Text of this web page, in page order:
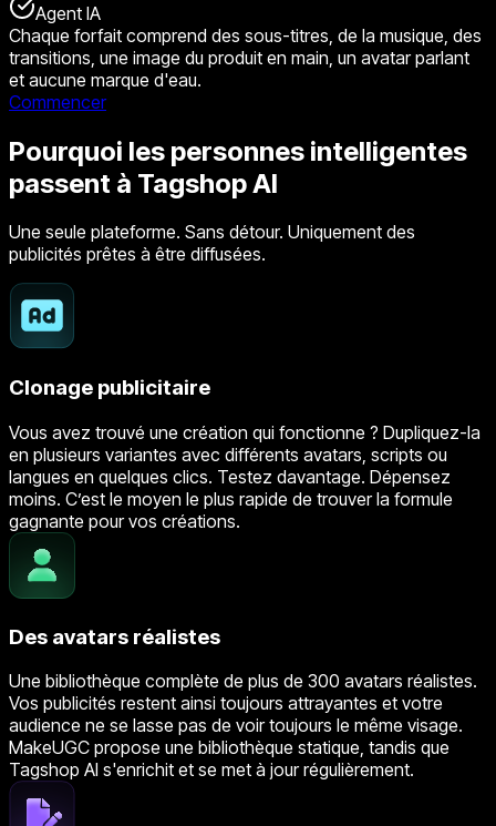
Agent IA
Chaque forfait comprend des sous-titres, de la musique, des
transitions, une image du produit en main, un avatar parlant
et aucune marque d'eau.
Commencer
Pourquoi les personnes intelligentes
passent à Tagshop AI
Une seule plateforme. Sans détour. Uniquement des
publicités prêtes à être diffusées.
Clonage publicitaire
Vous avez trouvé une création qui fonctionne ? Dupliquez-la
en plusieurs variantes avec différents avatars, scripts ou
langues en quelques clics. Testez davantage. Dépensez
moins. C’est le moyen le plus rapide de trouver la formule
gagnante pour vos créations.
Des avatars réalistes
Une bibliothèque complète de plus de 300 avatars réalistes.
Vos publicités restent ainsi toujours attrayantes et votre
audience ne se lasse pas de voir toujours le même visage.
MakeUGC propose une bibliothèque statique, tandis que
Tagshop AI s'enrichit et se met à jour régulièrement.